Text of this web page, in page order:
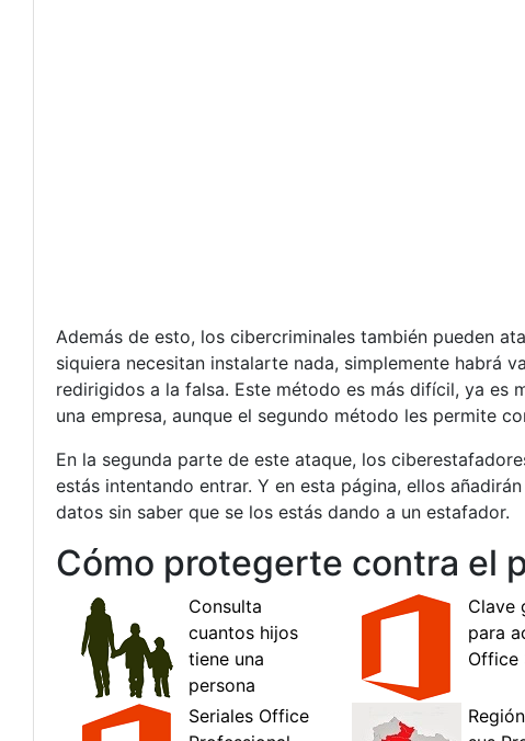
Además de esto, los cibercriminales también pueden
siquiera necesitan instalarte nada, simplemente habrá
redirigidos a la falsa. Este método es más difícil, ya es
una empresa, aunque el segundo método les permite
En la segunda parte de este ataque, los
estás intentando entrar. Y en esta página, ellos
datos sin saber que se los estás dando a un estafador.
Cómo protegerte contra el